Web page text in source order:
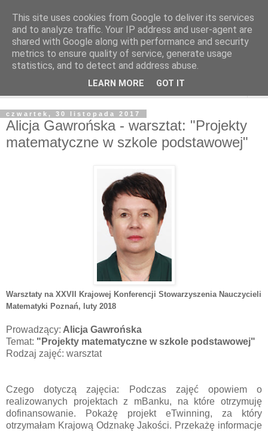
czwartek, 30 listopada 2017
Alicja Gawrońska - warsztat: "Projekty
matematyczne w szkole podstawowej"
Warsztaty na XXVII Krajowej Konferencji Stowarzyszenia Nauczycieli
Matematyki Poznań, luty 2018
Prowadzący: Alicja Gawrońska
Temat: "Projekty matematyczne w szkole podstawowej"
Rodzaj zajęć: warsztat
Czego dotyczą zajęcia: Podczas zajęć opowiem o
realizowanych projektach z mBanku, na które otrzymuję
dofinansowanie. Pokażę projekt eTwinning, za który
otrzymałam Krajową Odznakę Jakości. Przekażę informacje
This site uses cookies from Google to deliver its services
and to analyze traffic. Your IP address and user-agent are
shared with Google along with performance and security
metrics to ensure quality of service, generate usage
statistics, and to detect and address abuse.
LEARN MORE GOT IT